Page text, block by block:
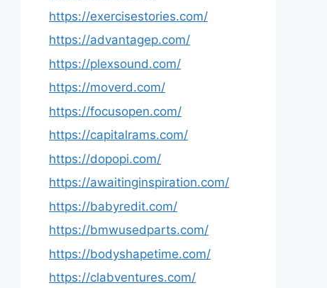
https://exercisestories.com/
https://advantagep.com/
https://plexsound.com/
https://moverd.com/
https://focusopen.com/
https://capitalrams.com/
https://dopopi.com/
https://awaitinginspiration.com/
https://babyredit.com/
https://bmwusedparts.com/
https://bodyshapetime.com/
https://clabventures.com/